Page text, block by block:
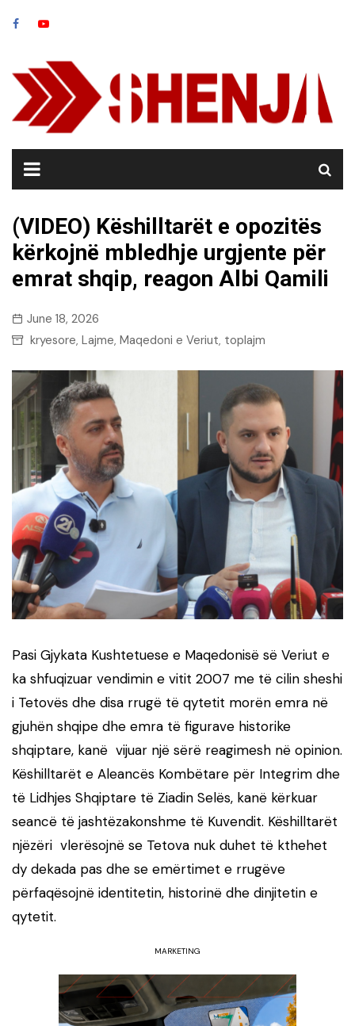
(VIDEO) Këshilltarët e opozitës
kërkojnë mbledhje urgjente për
emrat shqip, reagon Albi Qamili
June 18, 2026
kryesore, Lajme, Maqedoni e Veriut, toplajm
Pasi Gjykata Kushtetuese e Maqedonisë së Veriut e
ka shfuqizuar vendimin e vitit 2007 me të cilin sheshi
i Tetovës dhe disa rrugë të qytetit morën emra në
gjuhën shqipe dhe emra të figurave historike
shqiptare, kanë vijuar një sërë reagimesh në opinion.
Këshilltarët e Aleancës Kombëtare për Integrim dhe
të Lidhjes Shqiptare të Ziadin Selës, kanë kërkuar
seancë të jashtëzakonshme të Kuvendit. Këshilltarët
njëzëri vlerësojnë se Tetova nuk duhet të kthehet
dy dekada pas dhe se emërtimet e rrugëve
përfaqësojnë identitetin, historinë dhe dinjitetin e
qytetit.
MARKETING